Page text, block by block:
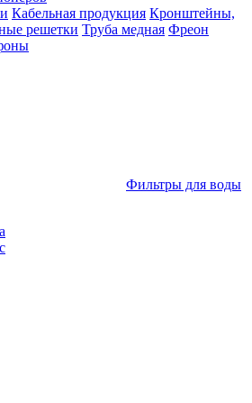
Кабельная продукция Кронштейны,
решетки Труба медная Фреон
Фильтры для воды